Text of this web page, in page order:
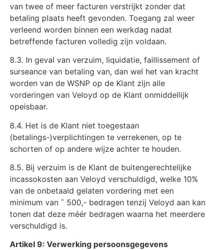
van twee of meer facturen verstrijkt zonder dat
betaling plaats heeft gevonden. Toegang zal weer
verleend worden binnen een werkdag nadat
betreffende facturen volledig zijn voldaan.
8.3. In geval van verzuim, liquidatie, faillissement of
surseance van betaling van, dan wel het van kracht
worden van de WSNP op de Klant zijn alle
vorderingen van Veloyd op de Klant onmiddellijk
opeisbaar.
8.4. Het is de Klant niet toegestaan
(betalings-)verplichtingen te verrekenen, op te
schorten of op andere wijze achter te houden.
8.5. Bij verzuim is de Klant de buitengerechtelijke
incassokosten aan Veloyd verschuldigd, welke 10%
van de onbetaald gelaten vordering met een
minimum van ˆ 500,- bedragen tenzij Veloyd aan kan
tonen dat deze méér bedragen waarna het meerdere
verschuldigd is.
Artikel 9: Verwerking persoonsgegevens